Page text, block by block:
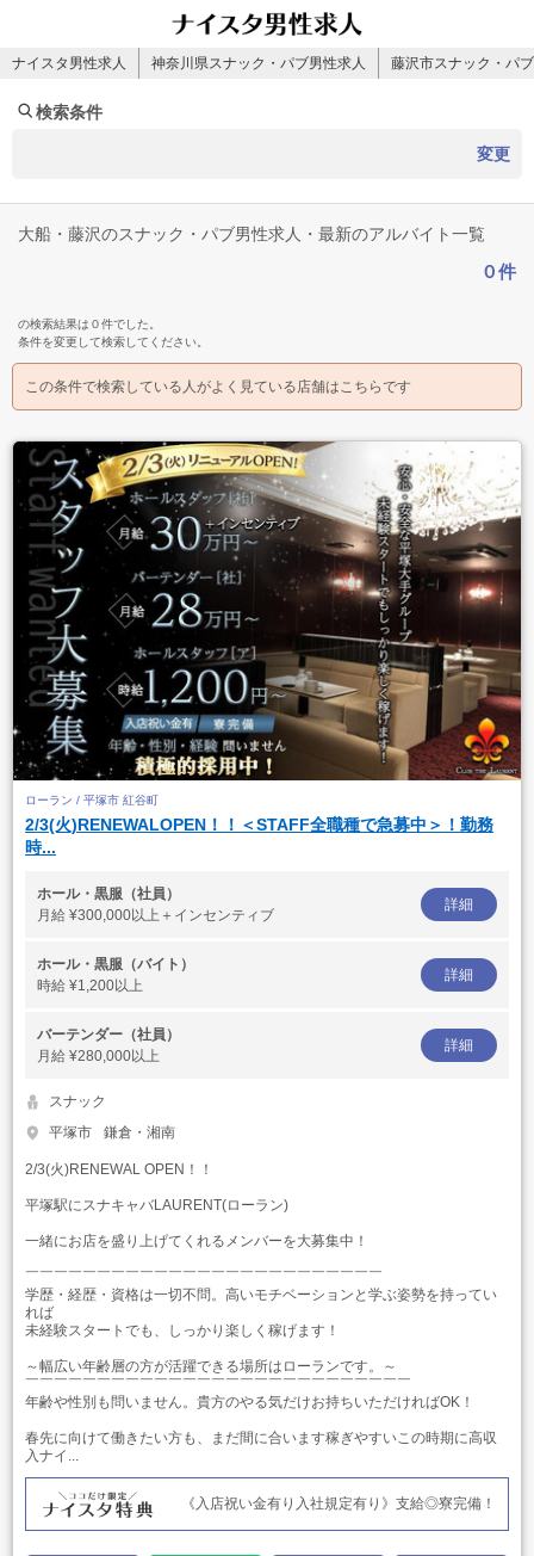
ナイスタ男性求人 神奈川県スナック・パブ男性求人 藤沢市スナック・パ
検索条件
変更
大船・藤沢のスナック・パブ男性求人・最新のアルバイト一覧
０件
の検索結果は０件でした。
条件を変更して検索してください。
この条件で検索している人がよく見ている店舗はこちらです
ローラン / 平塚市 紅谷町
2/3(火)RENEWALOPEN！！＜STAFF全職種で急募中＞！勤務
時...
ホール・黒服（社員）
月給 ¥300,000以上＋インセンティブ
詳細
ホール・黒服（バイト）
時給 ¥1,200以上
詳細
バーテンダー（社員）
月給 ¥280,000以上
詳細
スナック
平塚市
鎌倉・湘南
2/3(火)RENEWAL OPEN！！
平塚駅にスナキャバLAURENT(ローラン)
一緒にお店を盛り上げてくれるメンバーを大募集中！
￣￣￣￣￣￣￣￣￣￣￣￣￣￣￣￣￣￣￣￣￣￣￣￣￣
学歴・経歴・資格は一切不問。高いモチベーションと学ぶ姿勢を持ってい
れば
未経験スタートでも、しっかり楽しく稼げます！
～幅広い年齢層の方が活躍できる場所はローランです。～
￣￣￣￣￣￣￣￣￣￣￣￣￣￣￣￣￣￣￣￣￣￣￣￣￣￣￣
年齢や性別も問いません。貴方のやる気だけお持ちいただければOK！
春先に向けて働きたい方も、まだ間に合います稼ぎやすいこの時期に高収
入ナイ...
《入店祝い金有り入社規定有り》支給◎寮完備！